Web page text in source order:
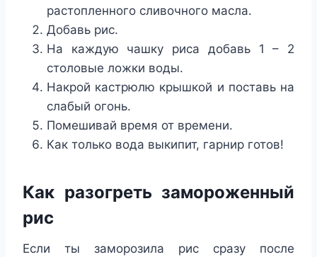
растопленного сливочного масла.
Добавь рис.
На каждую чашку риса добавь 1 – 2
столовые ложки воды.
Накрой кастрюлю крышкой и поставь на
слабый огонь.
Помешивай время от времени.
Как только вода выкипит, гарнир готов!
Как разогреть замороженный
рис
Если ты заморозила рис сразу после